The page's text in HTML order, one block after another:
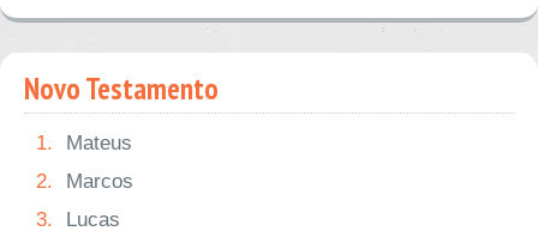
Novo Testamento
1.
Mateus
2.
Marcos
3.
Lucas